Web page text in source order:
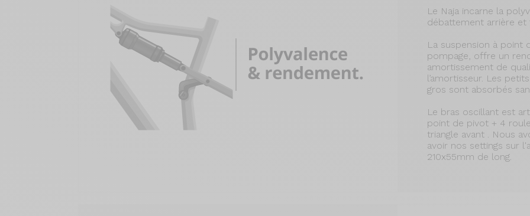
Le Naja incarne la
débattement arrière et
La suspension à point
pompage, offre un
amortissement de
l’amortisseur. Les
gros sont absorbés
Le bras oscillant est
point de pivot + 4
triangle avant . Nous
avoir nos settings sur
210x55mm de long.